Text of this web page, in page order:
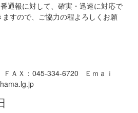
通報に対して、確実・迅速に対応で
すので、ご協力の程よろしくお願
ＡＸ：045-334-6720 Ｅｍａｉ